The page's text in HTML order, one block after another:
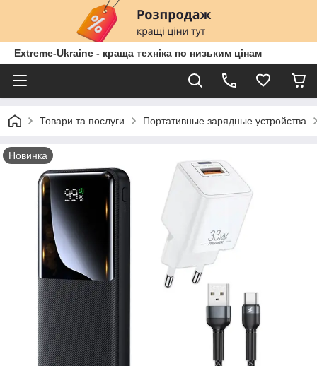
Extreme-Ukraine - краща техніка по низьким цінам
Товари та послуги Портативные зарядные устройства
Новинка